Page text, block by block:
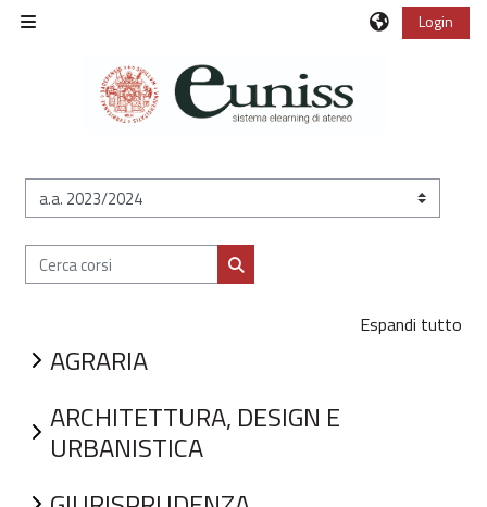
Vai al contenuto principale
Login
Categorie di corso
Cerca corsi
Cerca corsi
Espandi tutto
AGRARIA
ARCHITETTURA, DESIGN E
URBANISTICA